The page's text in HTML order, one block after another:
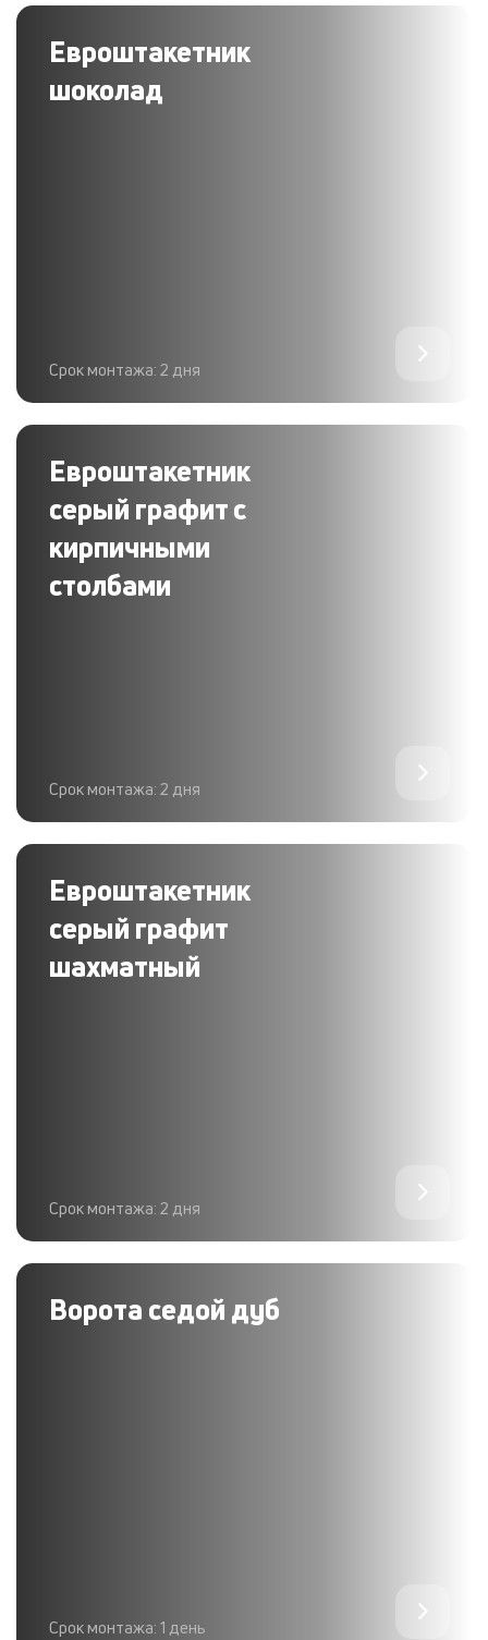
Евроштакетник
шоколад
Срок монтажа: 2 дня
Евроштакетник
серый графит с
кирпичными
столбами
Срок монтажа: 2 дня
Евроштакетник
серый графит
шахматный
Срок монтажа: 2 дня
Ворота седой дуб
Срок монтажа: 1 день